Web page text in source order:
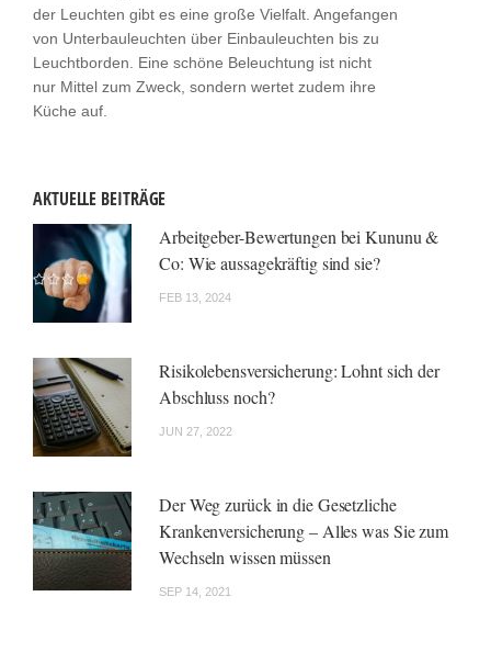
der Leuchten gibt es eine große Vielfalt. Angefangen
von Unterbauleuchten über Einbauleuchten bis zu
Leuchtborden. Eine schöne Beleuchtung ist nicht
nur Mittel zum Zweck, sondern wertet zudem ihre
Küche auf.
AKTUELLE BEITRÄGE
Arbeitgeber-Bewertungen bei Kununu &
Co: Wie aussagekräftig sind sie?
FEB 13, 2024
Risikolebensversicherung: Lohnt sich der
Abschluss noch?
JUN 27, 2022
Der Weg zurück in die Gesetzliche
Krankenversicherung – Alles was Sie zum
Wechseln wissen müssen
SEP 14, 2021